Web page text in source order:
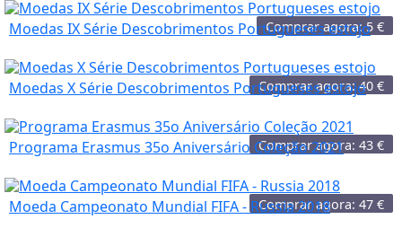
Comprar agora:5 €
Comprar agora:40 €
Moedas IX Série Descobrimentos Portugueses estojo
Comprar agora: 43 €
Moedas X Série Descobrimentos Portugueses estojo
Comprar agora: 47 €
Programa Erasmus 35o Aniversário Coleção 2021
Moeda Campeonato Mundial FIFA - Russia 2018